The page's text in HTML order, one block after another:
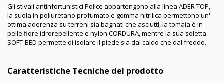
Gli stivali antinfortunistici Police appartengono alla linea ADER TOP,
la suola in poliuretano profumato e gomma nitrilica permettono un'
ottima aderenza su terreni sia bagnati che asciutti, la tomaia è in
pelle fiore idrorepellente e nylon CORDURA, mentre la sua soletta
SOFT-BED permette di isolare il piede sia dal caldo che dal freddo.
Caratteristiche Tecniche del prodotto